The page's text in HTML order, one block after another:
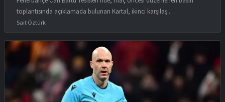
toplantısında açıklamada bulunan Kartal, ikinci karşılaş...
Sait Öztürk